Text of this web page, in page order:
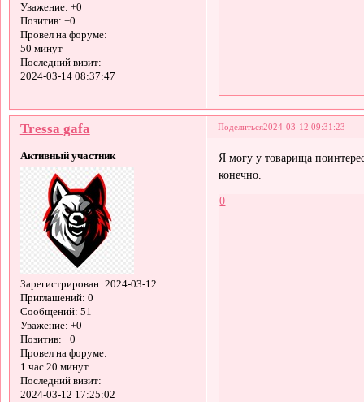
Уважение: +0
Позитив: +0
Провел на форуме:
50 минут
Последний визит:
2024-03-14 08:37:47
Поделиться2024-03-12 09:31:23
Tressa gafa
Активный участник
Зарегистрирован: 2024-03-12
Приглашений: 0
Сообщений: 51
Уважение: +0
Позитив: +0
Провел на форуме:
1 час 20 минут
Последний визит:
2024-03-12 17:25:02
Я могу у товарища
конечно.
0